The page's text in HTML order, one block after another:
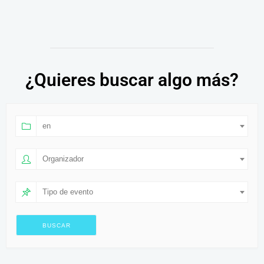
¿Quieres buscar algo más?
en
Organizador
Tipo de evento